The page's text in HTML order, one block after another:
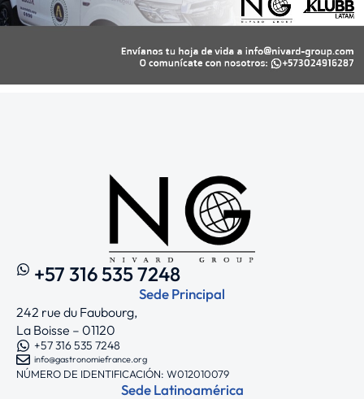
+57 316 535 7248
Sede Principal
242 rue du Faubourg,
La Boisse – 01120
+57 316 535 7248
info@gastronomiefrance.org
NÚMERO DE IDENTIFICACIÓN: W012010079
Sede Latinoamérica